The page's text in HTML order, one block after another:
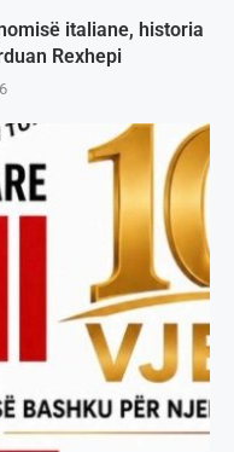
italiane, historia
Rexhepi